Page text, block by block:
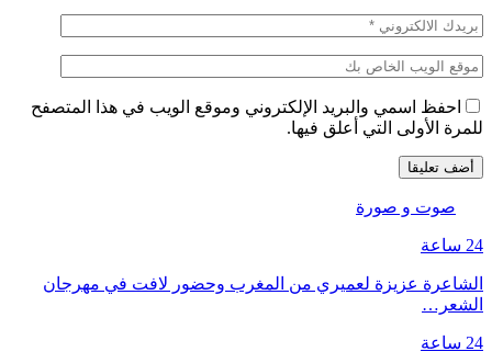
احفظ اسمي والبريد الإلكتروني وموقع الويب في هذا المتصفح
للمرة الأولى التي أعلق فيها.
صوت و صورة
24 ساعة
الشاعرة عزيزة لعميري من المغرب وحضور لافت في مهرجان
الشعر…
24 ساعة